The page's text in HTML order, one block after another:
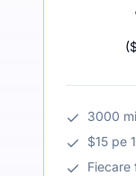
(
3000
$15 pe
Fiecare